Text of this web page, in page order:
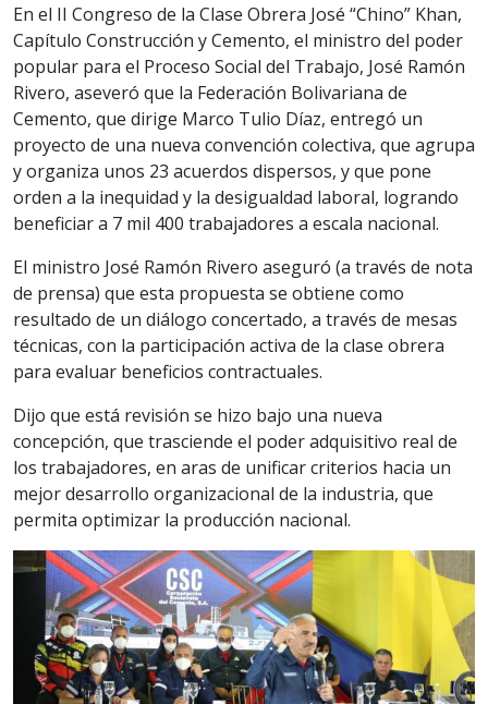
En el II Congreso de la Clase Obrera José “Chino” Khan,
Capítulo Construcción y Cemento, el ministro del poder
popular para el Proceso Social del Trabajo, José Ramón
Rivero, aseveró que la Federación Bolivariana de
Cemento, que dirige Marco Tulio Díaz, entregó un
proyecto de una nueva convención colectiva, que agrupa
y organiza unos 23 acuerdos dispersos, y que pone
orden a la inequidad y la desigualdad laboral, logrando
beneficiar a 7 mil 400 trabajadores a escala nacional.
El ministro José Ramón Rivero aseguró (a través de nota
de prensa) que esta propuesta se obtiene como
resultado de un diálogo concertado, a través de mesas
técnicas, con la participación activa de la clase obrera
para evaluar beneficios contractuales.
Dijo que está revisión se hizo bajo una nueva
concepción, que trasciende el poder adquisitivo real de
los trabajadores, en aras de unificar criterios hacia un
mejor desarrollo organizacional de la industria, que
permita optimizar la producción nacional.